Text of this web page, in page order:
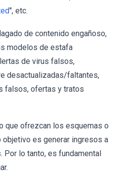
", etc.
de contenido engañoso,
modelos de estafa
de virus falsos,
desactualizadas/faltantes,
falsos, ofertas y tratos
que ofrezcan los esquemas o
objetivo es generar ingresos a
lo tanto, es fundamental